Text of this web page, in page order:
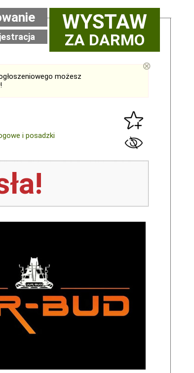
WYSTAW
ZA DARMO
możesz
⊗
i posadzki